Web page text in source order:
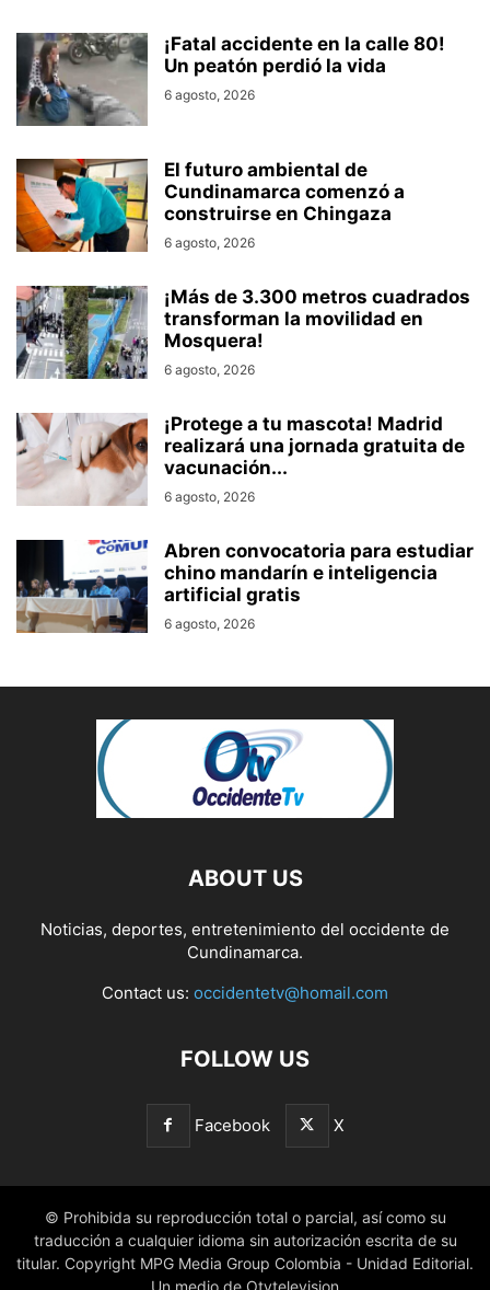
¡Fatal accidente en la calle 80!
Un peatón perdió la vida
6 agosto, 2026
El futuro ambiental de
Cundinamarca comenzó a
construirse en Chingaza
6 agosto, 2026
¡Más de 3.300 metros cuadrados
transforman la movilidad en
Mosquera!
6 agosto, 2026
¡Protege a tu mascota! Madrid
realizará una jornada gratuita de
vacunación...
6 agosto, 2026
Abren convocatoria para estudiar
chino mandarín e inteligencia
artificial gratis
6 agosto, 2026
ABOUT US
Noticias, deportes, entretenimiento del occidente de
Cundinamarca.
Contact us: occidentetv@homail.com
FOLLOW US
Facebook X
© Prohibida su reproducción total o parcial, así como su
traducción a cualquier idioma sin autorización escrita de su
titular. Copyright MPG Media Group Colombia - Unidad Editorial.